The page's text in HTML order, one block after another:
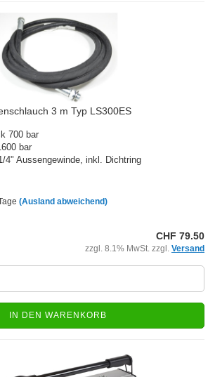
3 m Typ LS300ES
700 bar
bar
4" Aussengewinde, inkl. Dichtring
(Ausland abweichend)
CHF 79.50
zzgl. 8.1% MwSt. zzgl. Versand
IN DEN WARENKORB